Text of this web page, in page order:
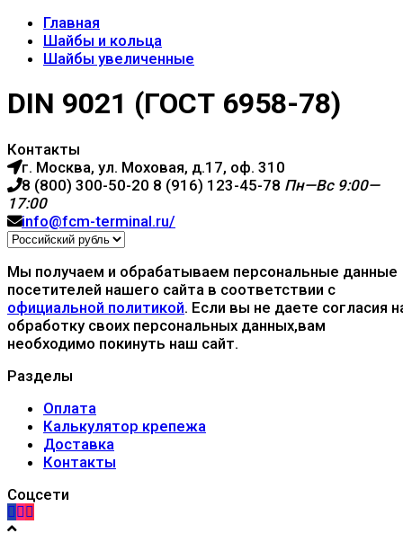
Главная
Шайбы и кольца
Шайбы увеличенные
DIN 9021 (ГОСТ 6958-78)
Контакты
г. Москва, ул. Моховая, д.17, оф. 310
8 (800) 300-50-20 8 (916) 123-45-78 Пн—Вс 9:00—
17:00
info@fcm-terminal.ru/
Мы получаем и обрабатываем персональные данные
посетителей нашего сайта в соответствии с
официальной политикой. Если вы не даете согласия
обработку своих персональных данных,вам
необходимо покинуть наш сайт.
Разделы
Оплата
Калькулятор крепежа
Доставка
Контакты
Соцсети